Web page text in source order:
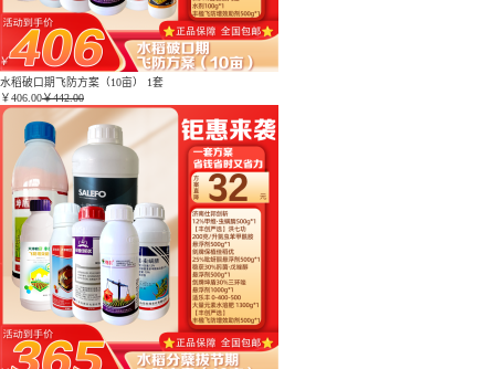
水稻破口期飞防方案（10亩） 1套
￥406.00￥442.00